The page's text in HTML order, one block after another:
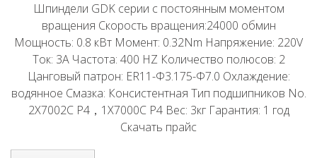
Шпиндели GDK серии с постоянным моментом
вращения Скорость вращения:24000 обмин
Мощность: 0.8 кВт Момент: 0.32Nm Напряжение: 220V
Ток: 3A Частота: 400 HZ Количество полюсов: 2
Цанговый патрон: ER11-Φ3.175-Φ7.0 Охлаждение:
водянное Смазка: Консистентная Тип подшипников No.
2X7002C P4，1X7000C P4 Вес: 3кг Гарантия: 1 год
Скачать прайс